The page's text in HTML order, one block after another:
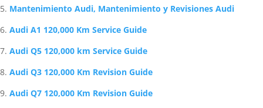
Mantenimiento Audi, Mantenimiento y Revisiones Audi
Audi A1 120,000 Km Service Guide
Audi Q5 120,000 km Service Guide
Audi Q3 120,000 Km Revision Guide
Audi Q7 120,000 Km Revision Guide